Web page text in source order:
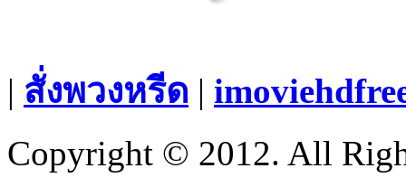
| สั่งพวงหรีด |
Copyright © 2012. All